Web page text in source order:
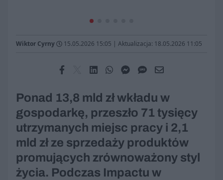
Wiktor Cyrny 15.05.2026 15:05 | Aktualizacja: 18.05.2026 11:05
Ponad 13,8 mld zł wkładu w
gospodarkę, przeszło 71 tysięcy
utrzymanych miejsc pracy i 2,1
mld zł ze sprzedaży produktów
promujących zrównoważony styl
życia. Podczas Impactu w